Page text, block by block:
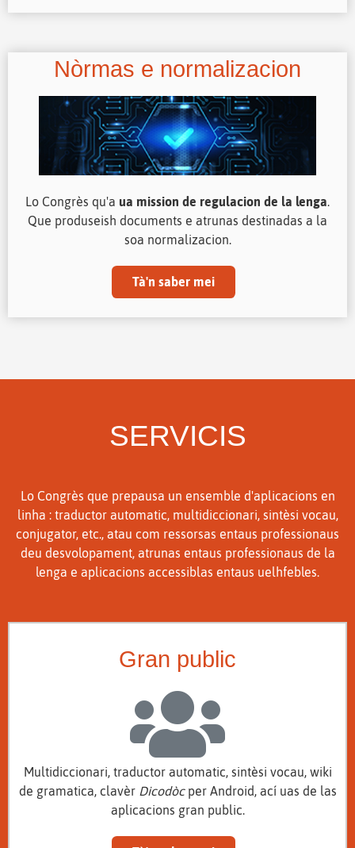
Nòrmas e normalizacion
Lo Congrès qu'a ua mission de regulacion de la lenga.
Que produseish documents e atrunas destinadas a la
soa normalizacion.
Tà'n saber mei
SERVICIS
Lo Congrès que prepausa un ensemble d'aplicacions en
linha : traductor automatic, multidiccionari, sintèsi vocau,
conjugator, etc., atau com ressorsas entaus professionaus
deu desvolopament, atrunas entaus professionaus de la
lenga e aplicacions accessiblas entaus uelhfebles.
Gran public
Multidiccionari, traductor automatic, sintèsi vocau, wiki
de gramatica, clavèr Dicodòcper Android, ací uas de las
aplicacions gran public.